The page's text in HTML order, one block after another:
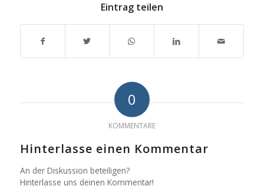
Eintrag teilen
0
KOMMENTARE
Hinterlasse einen Kommentar
An der Diskussion beteiligen?
Hinterlasse uns deinen Kommentar!